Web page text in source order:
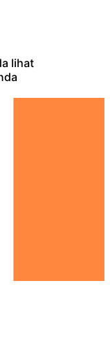
lihat